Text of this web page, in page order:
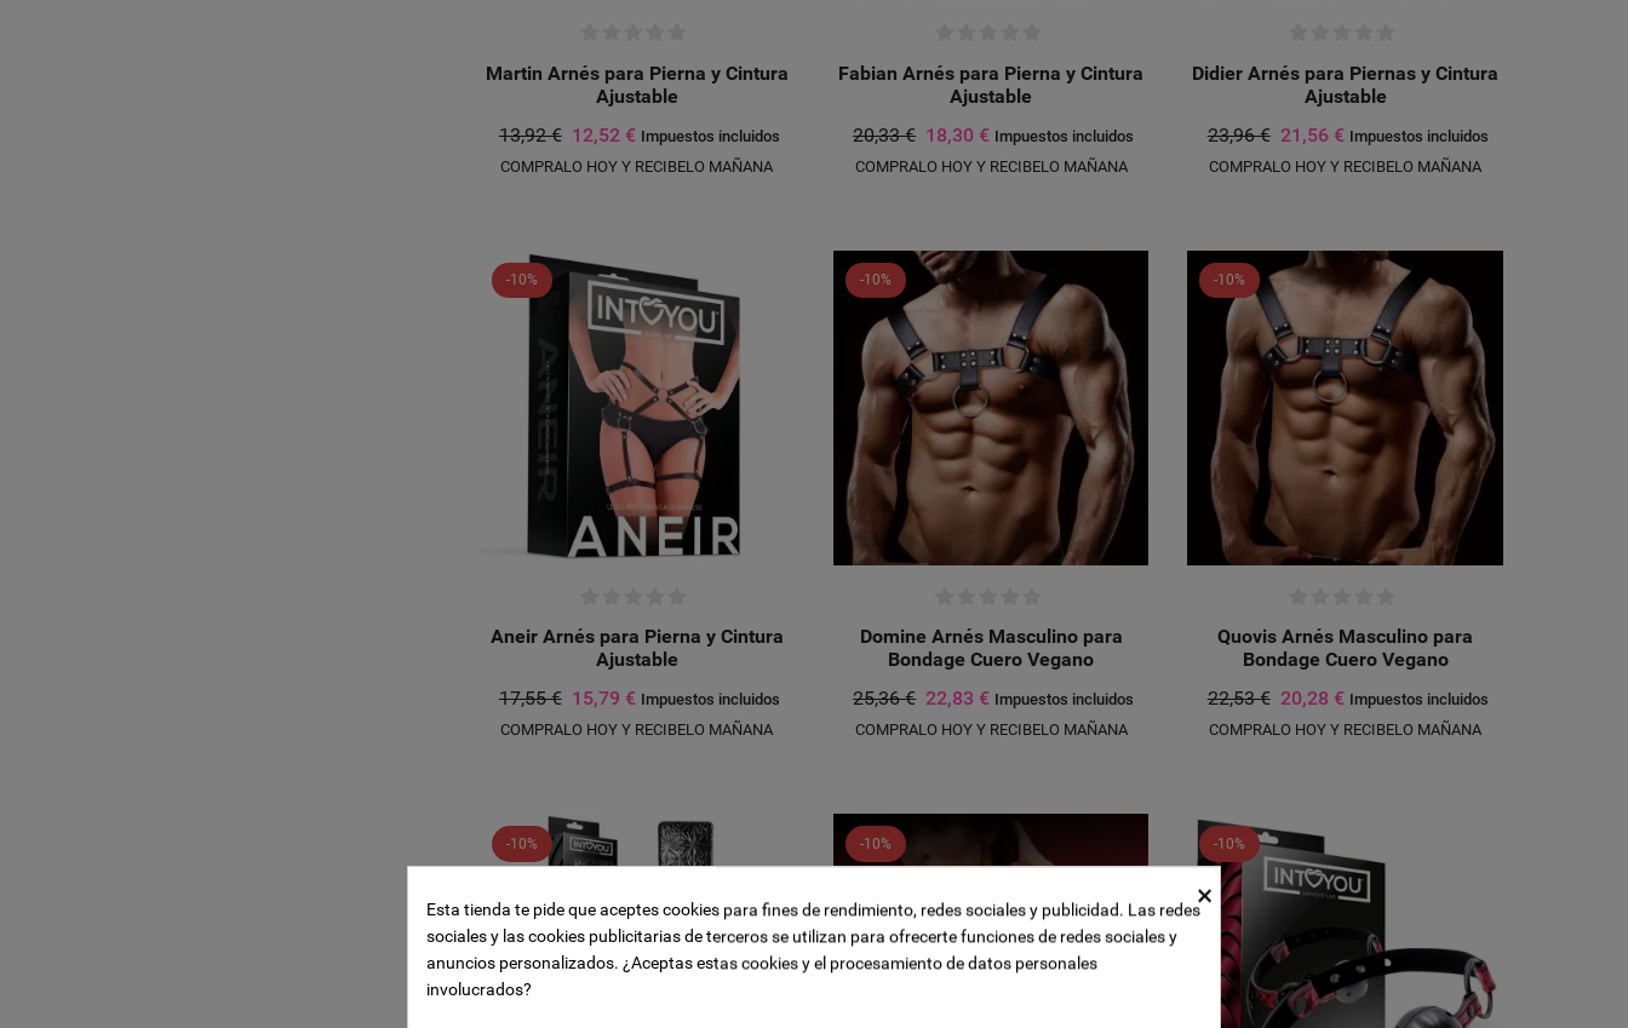
Martin Arnés para Pierna y Cintura
Ajustable
13,92 € 12,52 € Impuestos incluidos
COMPRALO HOY Y RECIBELO MAÑANA
Fabian Arnés para Pierna y Cintura
Ajustable
20,33 € 18,30 € Impuestos incluidos
COMPRALO HOY Y RECIBELO MAÑANA
Didier Arnés para Piernas y Cintura
Ajustable
23,96 € 21,56 € Impuestos incluidos
COMPRALO HOY Y RECIBELO MAÑANA
-10%
Aneir Arnés para Pierna y Cintura
Ajustable
17,55 € 15,79 € Impuestos incluidos
COMPRALO HOY Y RECIBELO MAÑANA
-10%
Domine Arnés Masculino para
Bondage Cuero Vegano
25,36 € 22,83 € Impuestos incluidos
COMPRALO HOY Y RECIBELO MAÑANA
-10%
Quovis Arnés Masculino para
Bondage Cuero Vegano
22,53 € 20,28 € Impuestos incluidos
COMPRALO HOY Y RECIBELO MAÑANA
-10% -10% -10%
Añadir a la lista de deseos
((modalTitle))
((confirmMessage))
Crear lista de deseos
Nombre de la lista de deseos
Iniciar sesión
Debe iniciar sesión para guardar productos en su lista de deseos.
×
Esta tienda te pide que aceptes cookies para fines de rendimiento, redes sociales y publicidad. Las redes
sociales y las cookies publicitarias de terceros se utilizan para ofrecerte funciones de redes sociales y
anuncios personalizados. ¿Aceptas estas cookies y el procesamiento de datos personales
involucrados?